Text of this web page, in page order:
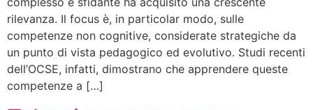
rilevanza. Il focus è, in particolar modo, sulle
competenze non cognitive, considerate strategiche da
un punto di vista pedagogico ed evolutivo. Studi recenti
dell’OCSE, infatti, dimostrano che apprendere queste
competenze a […]